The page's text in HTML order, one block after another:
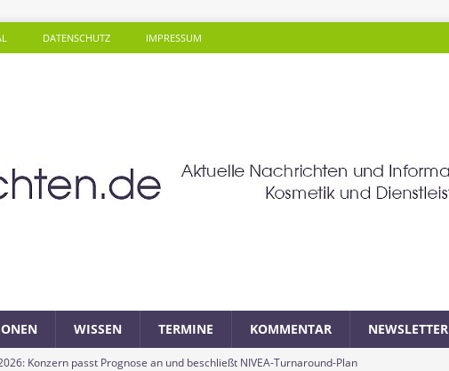
DATENSCHUTZ IMPRESSUM
WISSEN TERMINE KOMMENTAR NEWSLETTER
Konzern passt Prognose an und beschließt NIVEA-Turnaround-Plan